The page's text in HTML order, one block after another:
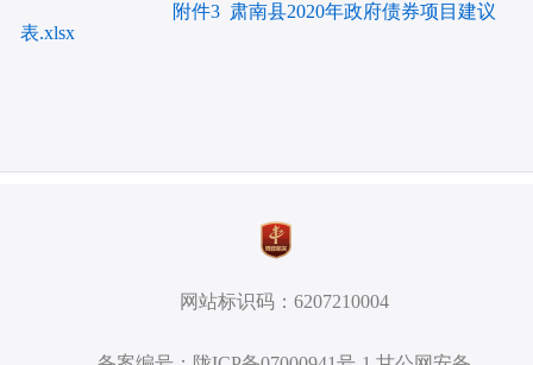
附件3 肃南县2020年政府债券项目建议
表.xlsx
网站标识码：6207210004